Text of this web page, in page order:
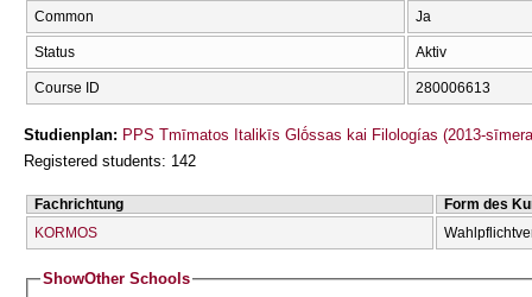
Common Ja
Status Aktiv
Course ID 280006613
Studienplan: PPS Tmīmatos Italikīs Glṓssas kai Filologías (2013-
Registered students: 142
Fachrichtung
Form des
KORMOS
ShowOther Schools